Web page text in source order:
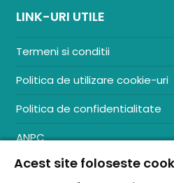
LINK-URI UTILE
Termeni si conditii
Politica de utilizare cookie-uri
Politica de confidentialitate
ANPC
Contact
Acest site foloseste